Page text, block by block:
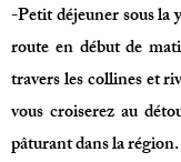
-Petit déjeuner sous
route en début de
travers les collines et
vous croiserez au
pâturant dans la